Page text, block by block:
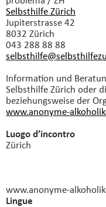
Selbsthilfe Zürich
Jupiterstrasse 42
8032 Zürich
043 288 88 88
Information und
Selbsthilfe Zürich oder
beziehungsweise der
www.anonyme-
Luogo d’incontro
Zürich
www.anonyme-
Lingue